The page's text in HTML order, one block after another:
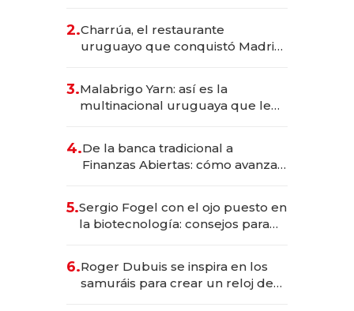
millones
2.Charrúa, el restaurante
uruguayo que conquistó Madrid:
anticipación y prepara apertura
3.Malabrigo Yarn: así es la
multinacional uruguaya que le
4.De la banca tradicional a
Finanzas Abiertas: cómo avanza
5.Sergio Fogel con el ojo puesto en
la biotecnología: consejos para
6.Roger Dubuis se inspira en los
samuráis para crear un reloj de